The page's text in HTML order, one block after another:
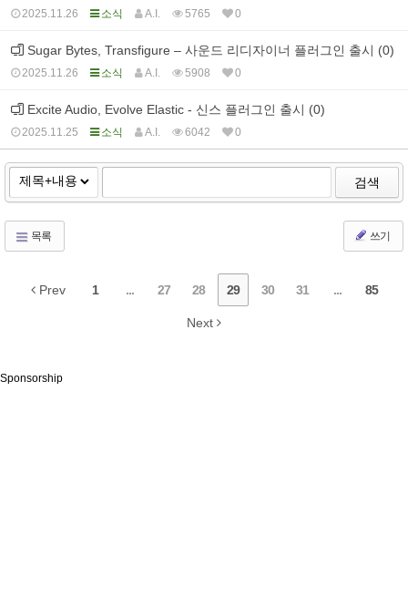
2025.11.26 소식 A.I. 5765 0
Sugar Bytes, Transfigure – 사운드 리디자이너 플러그인 출시 (0)
2025.11.26 소식 A.I. 5908 0
Excite Audio, Evolve Elastic - 신스 플러그인 출시 (0)
2025.11.25 소식 A.I. 6042 0
검색
목록 쓰기
Prev 1 ... 27 28 29 30 31 ... 85
Next
Sponsorship